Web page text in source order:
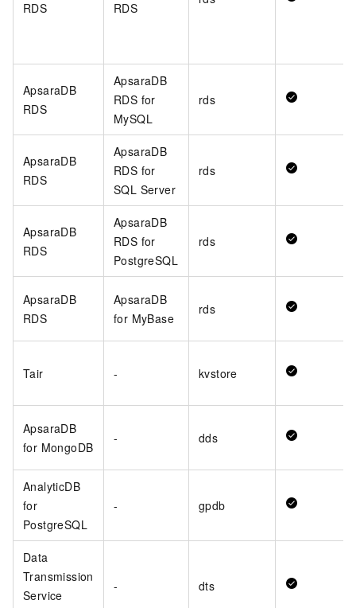
RDS
RDS
ApsaraDB
RDS
ApsaraDB
RDS for
MySQL
rds
ApsaraDB
RDS
ApsaraDB
RDS for
SQL Server
rds
ApsaraDB
RDS
ApsaraDB
RDS for
PostgreSQL
rds
ApsaraDB
RDS
ApsaraDB
for MyBase
rds
Tair - kvstore
ApsaraDB
for MongoDB
- dds
AnalyticDB
for
PostgreSQL
- gpdb
Data
Transmission
Service
- dts